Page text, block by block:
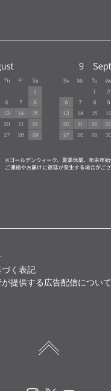
く表記
提供する広告配信について